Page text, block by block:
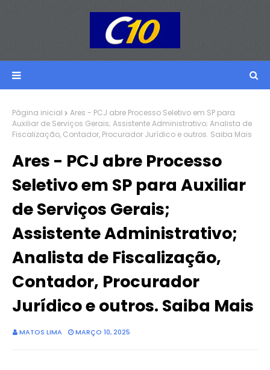
Página inicial
Ares - PCJ abre Processo Seletivo em SP para
Auxiliar de Serviços Gerais; Assistente Administrativo; Analista de
Fiscalização, Contador, Procurador Jurídico e outros. Saiba Mais
Ares - PCJ abre Processo
Seletivo em SP para Auxiliar
de Serviços Gerais;
Assistente Administrativo;
Analista de Fiscalização,
Contador, Procurador
Jurídico e outros. Saiba Mais
MATOS LIMA MARÇO 10, 2025